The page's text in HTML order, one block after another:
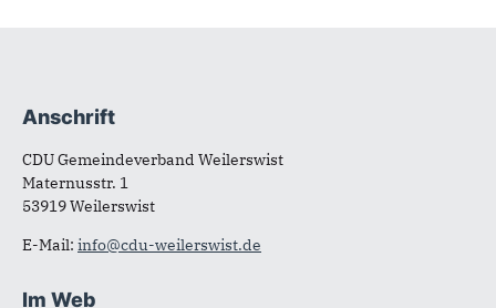
Fußbereich
Anschrift
CDU Gemeindeverband Weilerswist
Maternusstr. 1
53919 Weilerswist
E-Mail: info@cdu-weilerswist.de
Im Web